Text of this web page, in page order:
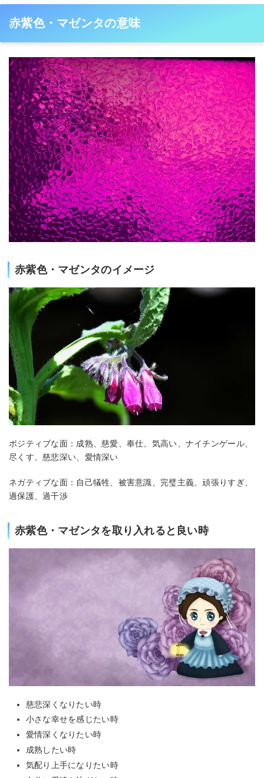
赤紫色・マゼンタの意味
赤紫色・マゼンタのイメージ
ポジティブな面：成熟、慈愛、奉仕、気高い、ナイチンゲール、
尽くす、慈悲深い、愛情深い
ネガティブな面：自己犠牲、被害意識、完璧主義、頑張りすぎ、
過保護、過干渉
赤紫色・マゼンタを取り入れると良い時
慈悲深くなりたい時
小さな幸せを感じたい時
愛情深くなりたい時
成熟したい時
気配り上手になりたい時